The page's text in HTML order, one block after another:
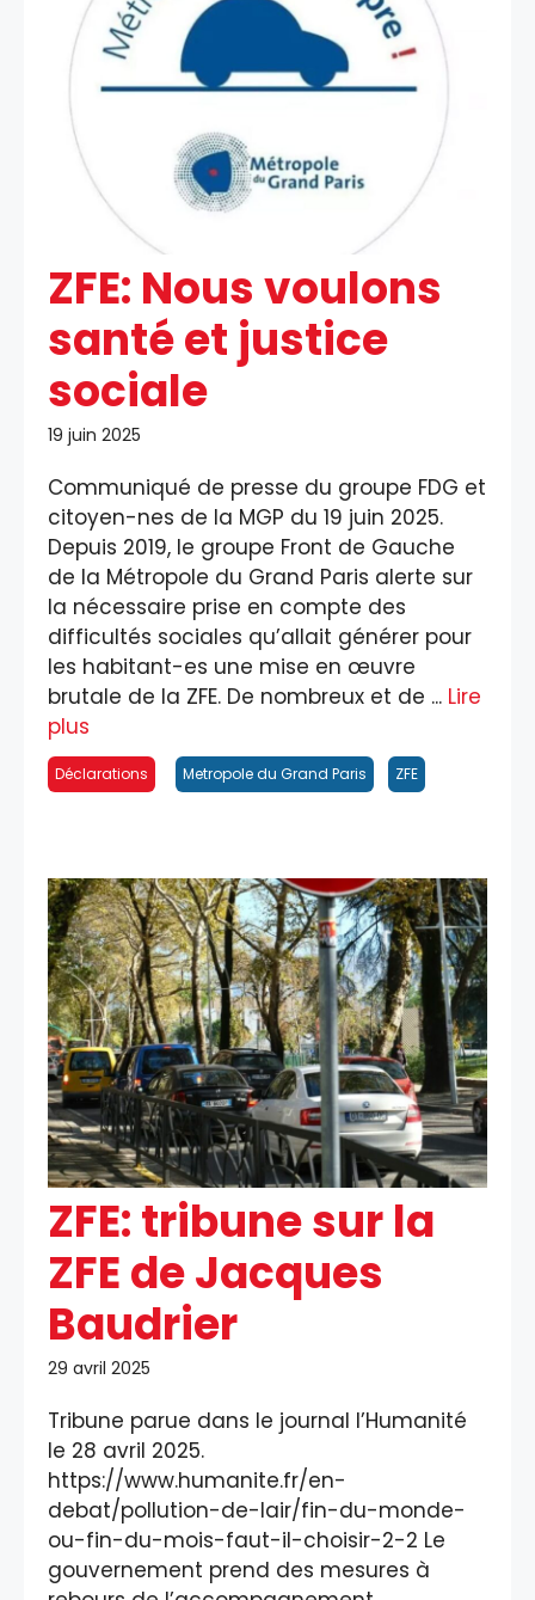
ZFE: Nous voulons
santé et justice
sociale
19 juin 2025
Communiqué de presse du groupe FDG et
citoyen-nes de la MGP du 19 juin 2025.
Depuis 2019, le groupe Front de Gauche
de la Métropole du Grand Paris alerte sur
la nécessaire prise en compte des
difficultés sociales qu’allait générer pour
les habitant-es une mise en œuvre
brutale de la ZFE. De nombreux et de ... Lire
plus
Déclarations Metropole du Grand Paris ZFE
ZFE: tribune sur la
ZFE de Jacques
Baudrier
29 avril 2025
Tribune parue dans le journal l’Humanité
le 28 avril 2025.
https://www.humanite.fr/en-
debat/pollution-de-lair/fin-du-monde-
ou-fin-du-mois-faut-il-choisir-2-2 Le
gouvernement prend des mesures à